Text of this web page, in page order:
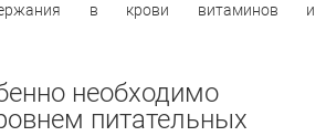
в крови витаминов и
необходимо
питательных